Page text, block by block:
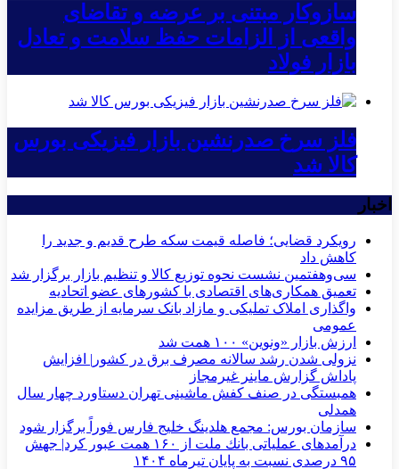
سازوکار مبتنی بر عرضه و تقاضای
واقعی از الزامات حفظ سلامت و تعادل
بازار فولاد
فلز سرخ صدرنشین بازار فیزیکی بورس
کالا شد
اخبار
رویکرد قضایی؛ فاصله قیمت سکه طرح قدیم و جدید را
کاهش داد
سی‌و‌هفتمین نشست نحوه توزیع کالا و تنظیم بازار برگزار شد
تعمیق همکاری‌های اقتصادی با کشورهای عضو اتحادیه
واگذاری املاک تملیکی و مازاد بانک سرمایه از طریق مزایده
عمومی
ارزش بازار «ونوین» ۱۰۰ همت شد
نزولی شدن رشد سالانه مصرف برق در کشور| افزایش
پاداش گزارش ماینر غیرمجاز
همبستگی در صنف کفش ماشینی تهران دستاورد چهار سال
همدلی
سازمان بورس: مجمع هلدینگ خلیج فارس فوراً برگزار شود
درآمدهای عملیاتی بانك ملت از ۱۶۰ همت عبور كرد| جهش
۹۵ درصدی نسبت به پایان تیرماه ۱۴۰۴